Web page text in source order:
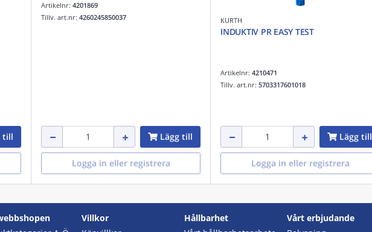
till
Artikelnr: 4201869
Tillv. art.nr: 4260245850037
Lägg till
Logga in eller registrera
KURTH
INDUKTIV PR EASY TEST
Artikelnr: 4210471
Tillv. art.nr: 5703317601018
Lägg till
Logga in eller registrera
Villkor
Hållbarhet
Vårt erbjudande